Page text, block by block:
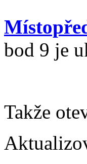
bod 9 je
Takže